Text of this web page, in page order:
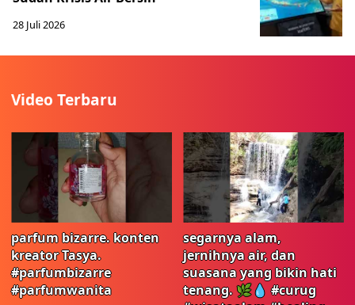
28 Juli 2026
Video Terbaru
parfum bizarre. konten
kreator Tasya.
#parfumbizarre
#parfumwanita
segarnya alam,
jernihnya air, dan
suasana yang bikin hati
tenang. 🌿💧 #curug